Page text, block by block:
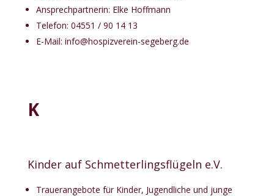
Ansprechpartnerin: Elke Hoffmann
Telefon: 04551 / 90 14 13
E-Mail: info@hospizverein-segeberg.de
K
Kinder auf Schmetterlingsflügeln e.V.
Trauerangebote für Kinder, Jugendliche und junge